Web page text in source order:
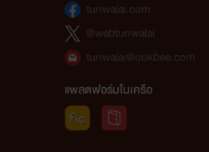
tunwalai.com
@webtunwalai
tunwalai@ookbee.com
แพลตฟอร์มในเครือ